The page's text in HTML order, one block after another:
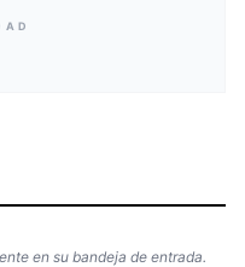
en su bandeja de entrada.